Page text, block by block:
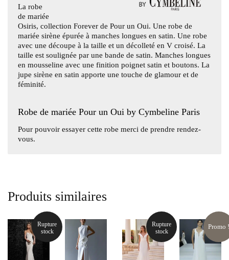
La robe
de mariée
Osiris, collection Forever de Pour un Oui. Une robe de
mariée sirène épurée à manches longues en satin. Une robe
avec une découpe à la taille et un décolleté en V croisé. La
taille est soulignée par une bande de satin. Manches longues
en mousseline avec une finition poignet satin et boutons. La
jupe sirène en satin apporte une touche de glamour et de
féminité.
Robe de mariée Pour un Oui by Cymbeline Paris
Pour pouvoir essayer cette robe merci de prendre rendez-
vous.
Produits similaires
Rupture
stock
Rupture
stock
Promo !